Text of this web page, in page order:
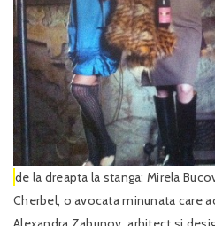
de la dreapta la stanga: Mirela
Cherbel, o avocata minunata care